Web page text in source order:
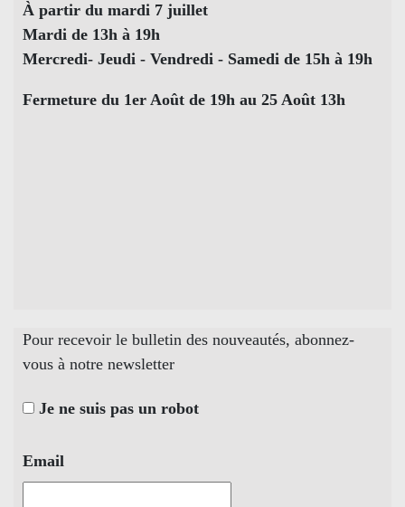
À partir du mardi 7 juillet
Mardi de 13h à 19h
Mercredi- Jeudi - Vendredi - Samedi de 15h à 19h
Fermeture du 1er Août de 19h au 25 Août 13h
Pour recevoir le bulletin des nouveautés, abonnez-
vous à notre newsletter
Je ne suis pas un robot
Email